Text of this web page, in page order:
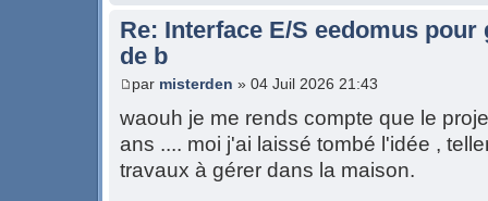
Re: Interface E/S eedomus
de b
par misterden » 04 Juil 2026 21:43
waouh je me rends compte que le
ans .... moi j'ai laissé tombé l'idée ,
travaux à gérer dans la maison.